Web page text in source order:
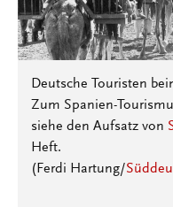
Deutsche Touristen
Zum Spanien-
siehe den Aufsatz von
Heft.
(Ferdi Hartung/